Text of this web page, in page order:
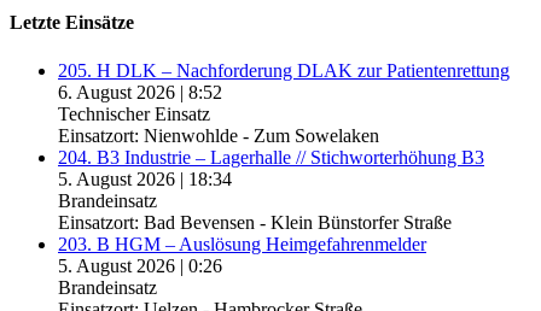
Letzte Einsätze
205. H DLK – Nachforderung DLAK zur Patientenrettung
6. August 2026 | 8:52
Technischer Einsatz
Einsatzort: Nienwohlde - Zum Sowelaken
204. B3 Industrie – Lagerhalle // Stichworterhöhung B3
5. August 2026 | 18:34
Brandeinsatz
Einsatzort: Bad Bevensen - Klein Bünstorfer Straße
203. B HGM – Auslösung Heimgefahrenmelder
5. August 2026 | 0:26
Brandeinsatz